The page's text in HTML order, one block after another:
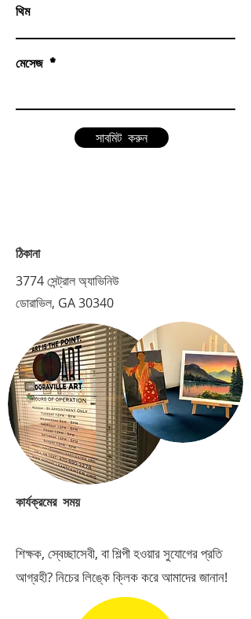
থিম
মেসেজ
সাবমিট করুন
ঠিকানা
3774 সেন্ট্রাল অ্যাভিনিউ
ডোরাভিল, GA 30340
কার্যক্রমের সময়
শিক্ষক, স্বেচ্ছাসেবী, বা শিল্পী হওয়ার সুযোগের প্রতি
আগ্রহী? নিচের লিঙ্কে ক্লিক করে আমাদের জানান!